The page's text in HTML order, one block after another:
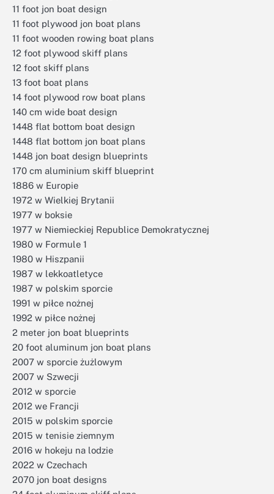
11 foot jon boat design
11 foot plywood jon boat plans
11 foot wooden rowing boat plans
12 foot plywood skiff plans
12 foot skiff plans
13 foot boat plans
14 foot plywood row boat plans
140 cm wide boat design
1448 flat bottom boat design
1448 flat bottom jon boat plans
1448 jon boat design blueprints
170 cm aluminium skiff blueprint
1886 w Europie
1972 w Wielkiej Brytanii
1977 w boksie
1977 w Niemieckiej Republice Demokratycznej
1980 w Formule 1
1980 w Hiszpanii
1987 w lekkoatletyce
1987 w polskim sporcie
1991 w piłce nożnej
1992 w piłce nożnej
2 meter jon boat blueprints
20 foot aluminum jon boat plans
2007 w sporcie żużlowym
2007 w Szwecji
2012 w sporcie
2012 we Francji
2015 w polskim sporcie
2015 w tenisie ziemnym
2016 w hokeju na lodzie
2022 w Czechach
2070 jon boat designs